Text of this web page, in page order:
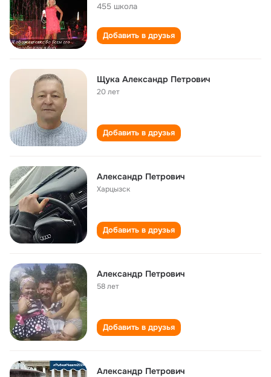
455 школа
Добавить в друзья
Щука Александр Петрович
20 лет
Добавить в друзья
Александр Петрович
Харцызск
Добавить в друзья
Александр Петрович
58 лет
Добавить в друзья
Александр Петрович